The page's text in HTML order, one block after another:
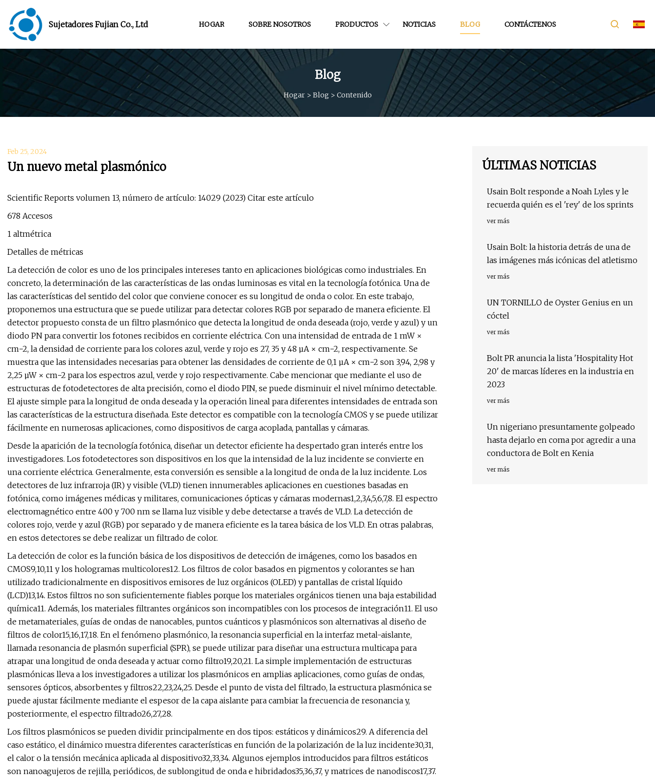
Sujetadores Fujian Co., Ltd HOGAR SOBRE NOSOTROS PRODUCTOS NOTICIAS BLOG CONTÁCTENOS
Blog
Hogar> Blog > Contenido
Feb 25, 2024
Un nuevo metal plasmónico
Scientific Reports volumen 13, número de artículo: 14029 (2023) Citar este artículo
678 Accesos
1 altmétrica
Detalles de métricas
La detección de color es uno de los principales intereses tanto en aplicaciones biológicas como industriales. En
concreto, la determinación de las características de las ondas luminosas es vital en la tecnología fotónica. Una de
las características del sentido del color que conviene conocer es su longitud de onda o color. En este trabajo,
proponemos una estructura que se puede utilizar para detectar colores RGB por separado de manera eficiente. El
detector propuesto consta de un filtro plasmónico que detecta la longitud de onda deseada (rojo, verde y azul) y un
diodo PN para convertir los fotones recibidos en corriente eléctrica. Con una intensidad de entrada de 1 mW ×
cm−2, la densidad de corriente para los colores azul, verde y rojo es 27, 35 y 48 µA × cm−2, respectivamente. Se
muestra que las intensidades necesarias para obtener las densidades de corriente de 0,1 µA × cm−2 son 3,94, 2,98 y
2,25 µW × cm−2 para los espectros azul, verde y rojo respectivamente. Cabe mencionar que mediante el uso de
estructuras de fotodetectores de alta precisión, como el diodo PIN, se puede disminuir el nivel mínimo detectable.
El ajuste simple para la longitud de onda deseada y la operación lineal para diferentes intensidades de entrada son
las características de la estructura diseñada. Este detector es compatible con la tecnología CMOS y se puede utilizar
fácilmente en numerosas aplicaciones, como dispositivos de carga acoplada, pantallas y cámaras.
Desde la aparición de la tecnología fotónica, diseñar un detector eficiente ha despertado gran interés entre los
investigadores. Los fotodetectores son dispositivos en los que la intensidad de la luz incidente se convierte en
una corriente eléctrica. Generalmente, esta conversión es sensible a la longitud de onda de la luz incidente. Los
detectores de luz infrarroja (IR) y visible (VLD) tienen innumerables aplicaciones en cuestiones basadas en
fotónica, como imágenes médicas y militares, comunicaciones ópticas y cámaras modernas1,2,3,4,5,6,7,8. El espectro
electromagnético entre 400 y 700 nm se llama luz visible y debe detectarse a través de VLD. La detección de
colores rojo, verde y azul (RGB) por separado y de manera eficiente es la tarea básica de los VLD. En otras palabras,
en estos detectores se debe realizar un filtrado de color.
La detección de color es la función básica de los dispositivos de detección de imágenes, como los basados ​​en
CMOS9,10,11 y los hologramas multicolores12. Los filtros de color basados ​​en pigmentos y colorantes se han
utilizado tradicionalmente en dispositivos emisores de luz orgánicos (OLED) y pantallas de cristal líquido
(LCD)13,14. Estos filtros no son suficientemente fiables porque los materiales orgánicos tienen una baja estabilidad
química11. Además, los materiales filtrantes orgánicos son incompatibles con los procesos de integración11. El uso
de metamateriales, guías de ondas de nanocables, puntos cuánticos y plasmónicos son alternativas al diseño de
filtros de color15,16,17,18. En el fenómeno plasmónico, la resonancia superficial en la interfaz metal-aislante,
llamada resonancia de plasmón superficial (SPR), se puede utilizar para diseñar una estructura multicapa para
atrapar una longitud de onda deseada y actuar como filtro19,20,21. La simple implementación de estructuras
plasmónicas lleva a los investigadores a utilizar los plasmónicos en amplias aplicaciones, como guías de ondas,
sensores ópticos, absorbentes y filtros22,23,24,25. Desde el punto de vista del filtrado, la estructura plasmónica se
puede ajustar fácilmente mediante el espesor de la capa aislante para cambiar la frecuencia de resonancia y,
posteriormente, el espectro filtrado26,27,28.
Los filtros plasmónicos se pueden dividir principalmente en dos tipos: estáticos y dinámicos29. A diferencia del
caso estático, el dinámico muestra diferentes características en función de la polarización de la luz incidente30,31,
el calor o la tensión mecánica aplicada al dispositivo32,33,34. Algunos ejemplos introducidos para filtros estáticos
son nanoagujeros de rejilla, periódicos, de sublongitud de onda e hibridados35,36,37, y matrices de nanodiscos17,37.
ÚLTIMAS NOTICIAS
Usain Bolt responde a Noah Lyles y le
recuerda quién es el 'rey' de los sprints
ver más
Usain Bolt: la historia detrás de una de
las imágenes más icónicas del atletismo
ver más
UN TORNILLO de Oyster Genius en un
cóctel
ver más
Bolt PR anuncia la lista 'Hospitality Hot
20' de marcas líderes en la industria en
2023
ver más
Un nigeriano presuntamente golpeado
hasta dejarlo en coma por agredir a una
conductora de Bolt en Kenia
ver más